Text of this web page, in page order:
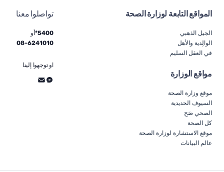
المواقع التابعة لوزارة الصحة
الجيل الذهبي
الوالِدية والأهل
في العقل السليم
مواقع الوزارة
موقع وزارة الصحة
السيوف الحديدية
الصحي صَح
كل الصحة
موقع الاستشارة لوزارة الصحة
عالم البيانات
تواصلوا معنا
5400*
أو
6241010
-
08
او توجهوا إلينا